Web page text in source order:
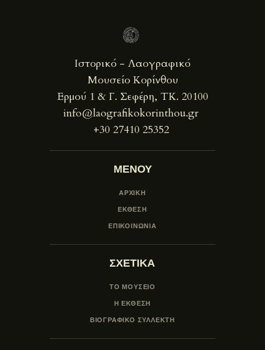
Ιστορικό - Λαογραφικό
Μουσείο Κορίνθου
Ερμού 1 & Γ. Σεφέρη, ΤΚ. 20100
info@laografikokorinthou.gr
+30 27410 25352
ΜΕΝΟΥ
ΑΡΧΙΚΗ
ΕΚΘΕΣΗ
ΕΠΙΚΟΙΝΩΝΙΑ
ΣΧΕΤΙΚΑ
ΤΟ ΜΟΥΣΕΙΟ
Η ΕΚΘΕΣΗ
ΒΙΟΓΡΑΦΙΚΟ ΣΥΛΛΕΚΤΗ